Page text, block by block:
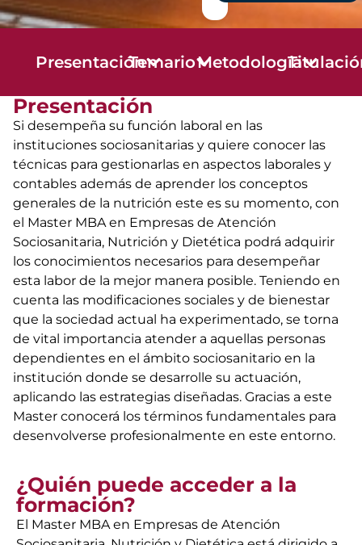
PresentaciónTemarioMetodología
Presentación
Si desempeña su función laboral en las
instituciones sociosanitarias y quiere conocer las
técnicas para gestionarlas en aspectos laborales y
contables además de aprender los conceptos
generales de la nutrición este es su momento, con
el Master MBA en Empresas de Atención
Sociosanitaria, Nutrición y Dietética podrá adquirir
los conocimientos necesarios para desempeñar
esta labor de la mejor manera posible. Teniendo en
cuenta las modificaciones sociales y de bienestar
que la sociedad actual ha experimentado, se torna
de vital importancia atender a aquellas personas
dependientes en el ámbito sociosanitario en la
institución donde se desarrolle su actuación,
aplicando las estrategias diseñadas. Gracias a este
Master conocerá los términos fundamentales para
desenvolverse profesionalmente en este entorno.
¿Quién puede acceder a la
formación?
El Master MBA en Empresas de Atención